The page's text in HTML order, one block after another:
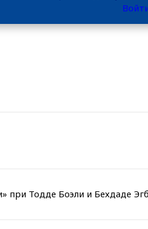
при Тодде Боэли и Бехдаде